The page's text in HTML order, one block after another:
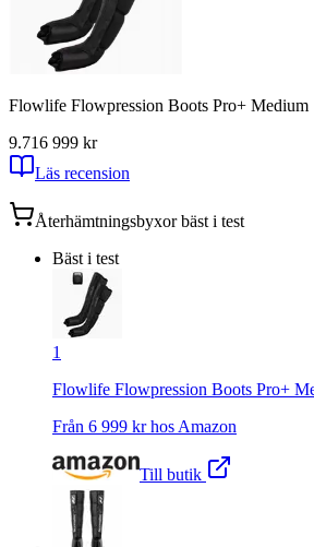
Flowlife Flowpression Boots Pro+ Medium
9.716 999 kr
Läs recension
Återhämtningsbyxorbäst i test
Bäst i test
1
Flowlife Flowpression Boots Pro+
Från 6 999 kr hos Amazon
Till butik